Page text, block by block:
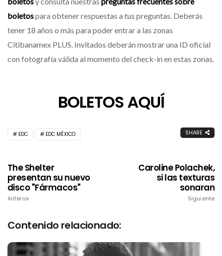
boletospara obtener respuestas a tus preguntas. Deberás
tener 18 años o más para poder entrar a las zonas
Citibanamex PLUS. Invitados deberán mostrar una ID oficial
con fotografía válida al momento del check-in en estas zonas.
BOLETOS AQUÍ
EDC EDC MÉXICO SHARE
The Shelter
presentan su nuevo
disco "Fármacos"
Anterior
Caroline Polachek,
si las texturas
sonaran
Siguiente
Contenido relacionado: